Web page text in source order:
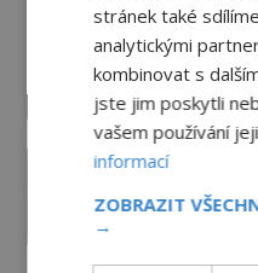
Co
stránek také
analytickými
kombinovat s
jste jim poskytli
vašem používání
informací
ZOBRAZIT
→